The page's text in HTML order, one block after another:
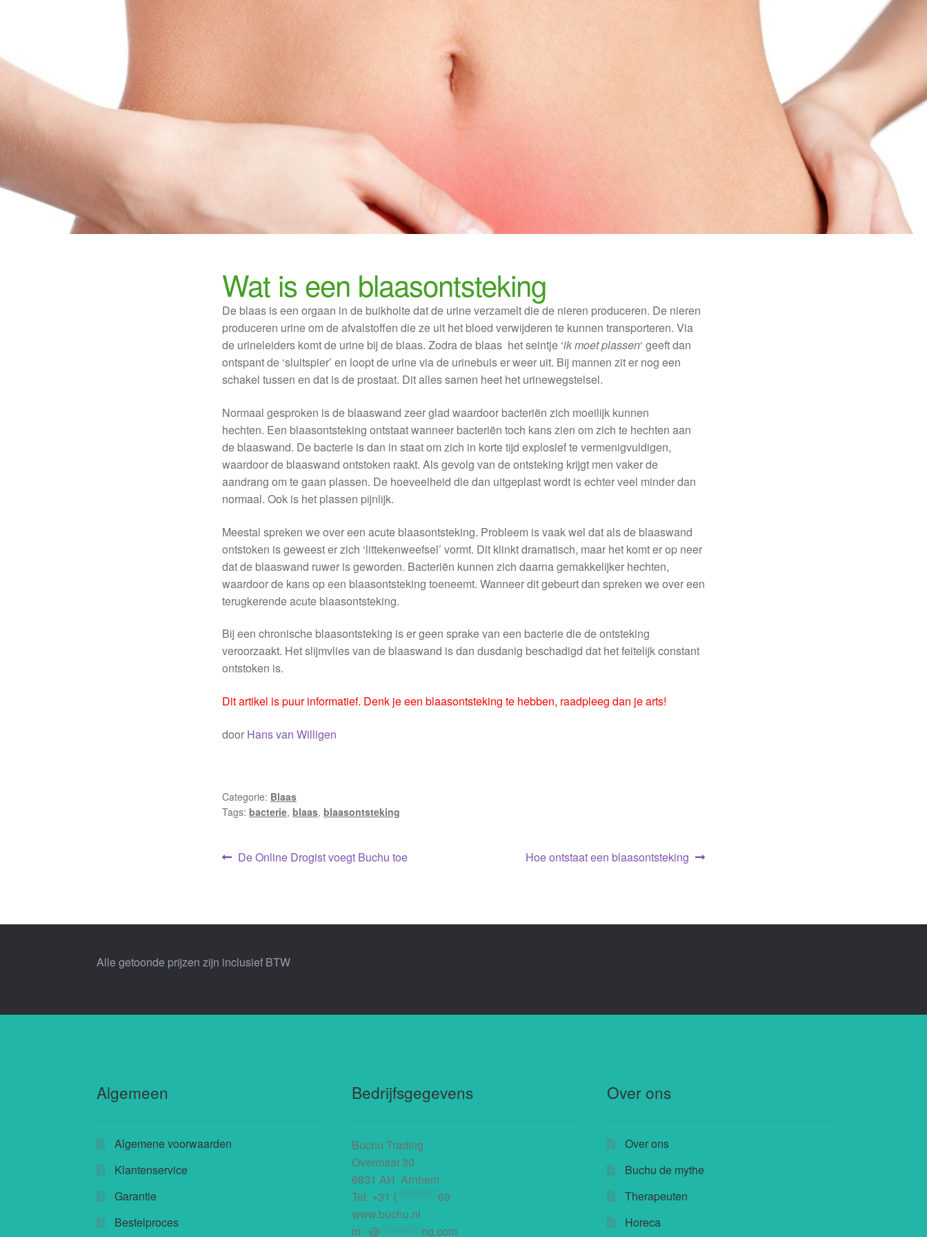
Wat is een blaasontsteking
De blaas is een orgaan in de buikholte dat de urine verzamelt die de nieren produceren. De nieren
produceren urine om de afvalstoffen die ze uit het bloed verwijderen te kunnen transporteren. Via
de urineleiders komt de urine bij de blaas. Zodra de blaas het seintje ‘ik moet plassen‘ geeft dan
ontspant de ‘sluitspier’ en loopt de urine via de urinebuis er weer uit. Bij mannen zit er nog een
schakel tussen en dat is de prostaat. Dit alles samen heet het urinewegstelsel.
Normaal gesproken is de blaaswand zeer glad waardoor bacteriën zich moeilijk kunnen
hechten. Een blaasontsteking ontstaat wanneer bacteriën toch kans zien om zich te hechten aan
de blaaswand. De bacterie is dan in staat om zich in korte tijd explosief te vermenigvuldigen,
waardoor de blaaswand ontstoken raakt. Als gevolg van de ontsteking krijgt men vaker de
aandrang om te gaan plassen. De hoeveelheid die dan uitgeplast wordt is echter veel minder dan
normaal. Ook is het plassen pijnlijk.
Meestal spreken we over een acute blaasontsteking. Probleem is vaak wel dat als de blaaswand
ontstoken is geweest er zich ‘littekenweefsel’ vormt. Dit klinkt dramatisch, maar het komt er op neer
dat de blaaswand ruwer is geworden. Bacteriën kunnen zich daarna gemakkelijker hechten,
waardoor de kans op een blaasontsteking toeneemt. Wanneer dit gebeurt dan spreken we over een
terugkerende acute blaasontsteking.
Bij een chronische blaasontsteking is er geen sprake van een bacterie die de ontsteking
veroorzaakt. Het slijmvlies van de blaaswand is dan dusdanig beschadigd dat het feitelijk constant
ontstoken is.
Dit artikel is puur informatief. Denk je een blaasontsteking te hebben, raadpleeg dan je arts!
door Hans van Willigen
Categorie: Blaas
Tags: bacterie, blaas, blaasontsteking
Bericht
Vorig
De Online Drogist voegt Buchu toe
Volgend
Hoe ontstaat een blaasontsteking
Alle getoonde prijzen zijn inclusief BTW
Algemeen
Algemene voorwaarden
Klantenservice
Garantie
Bestelproces
Bedrijfsgegevens
Buchu Trading
Overmaat 30
6831 AH Arnhem
Tel: +31 (
69
www.buchu.nl
in **@ ng.com
Over ons
Over ons
Buchu de mythe
Therapeuten
Horeca